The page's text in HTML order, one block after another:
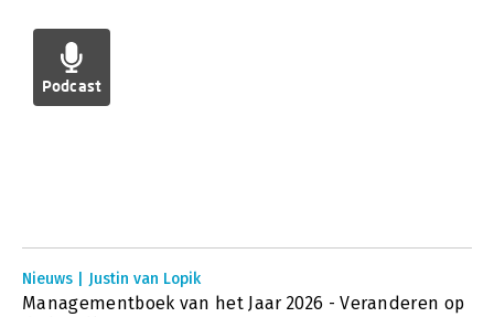
Podcast
Nieuws | Justin van Lopik
Managementboek van het Jaar 2026 - Veranderen op